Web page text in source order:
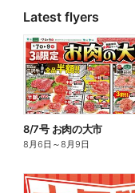
Latest flyers
8/7号 お肉の大市
8月6日 ～8月9日